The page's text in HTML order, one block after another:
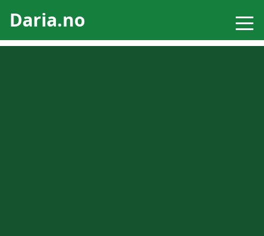
Daria.no